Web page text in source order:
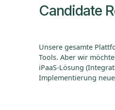
Candidate
Unsere gesamte
Tools. Aber wir
iPaaS-Lösung
Implementierung